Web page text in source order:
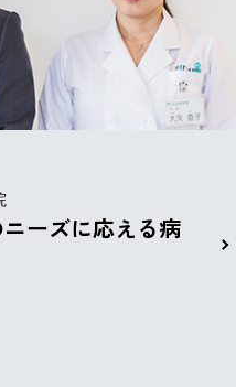
ーズに応える病